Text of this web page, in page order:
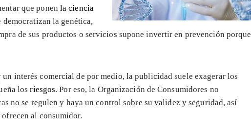
que ponen la ciencia
democratizan la genética,
de sus productos o servicios supone invertir en prevención porque
interés comercial de por medio, la publicidad suele exagerar los
losriesgos. Por eso, la Organización de Consumidores no
no se regulen y haya un control sobre su validez y seguridad, así
al consumidor.